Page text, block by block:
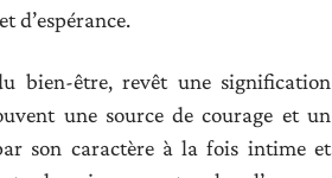
d’espérance.
bien-être, revêt une signification
une source de courage et un
son caractère à la fois intime et